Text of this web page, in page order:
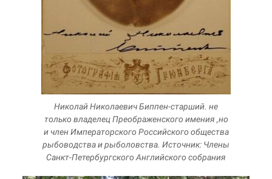
Николай Николаевич Биппен-старший. не
только владелец Преображенского имения ,но
и член Императорского Российского общества
рыбоводства и рыболовства. Источник: Члены
Санкт-Петербургского Английского собрания